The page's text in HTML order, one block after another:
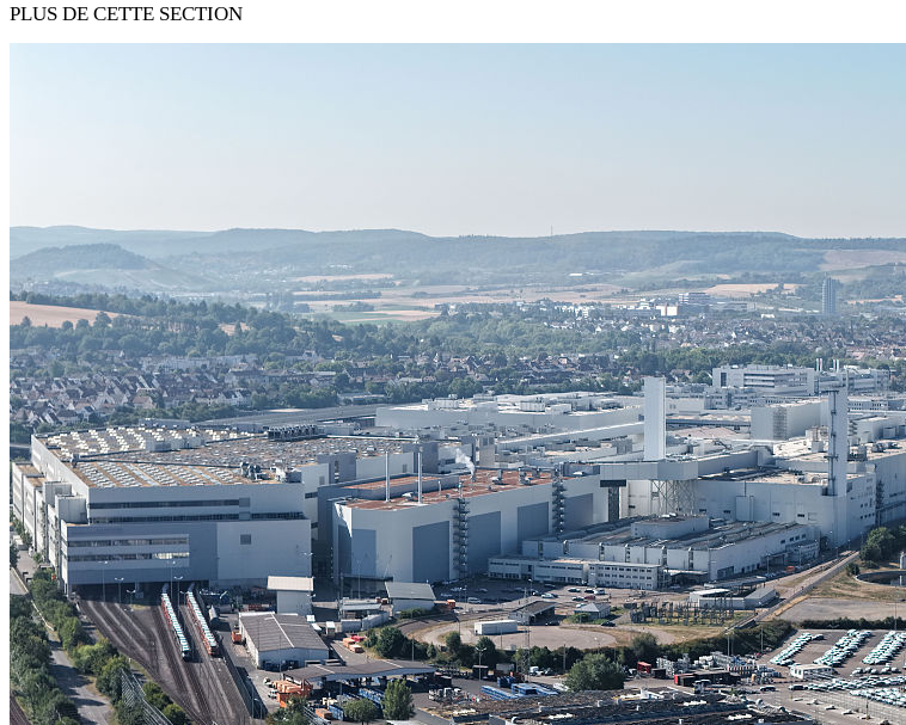
PLUS DE CETTE SECTION